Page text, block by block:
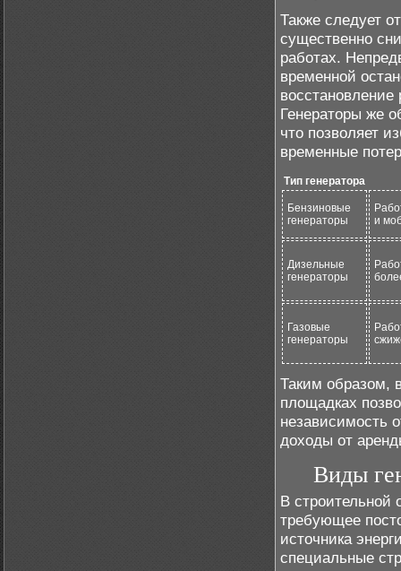
Также следует
существенно
работах.
временной
Генераторы же
что позволяет
временные
Тип генератора
Бензиновые
генераторы
и
Дизельные
генераторы
Газовые
генераторы
Таким образом,
площадках
независимость
доходы от
Виды
В строительной
требующее
источника
специальные